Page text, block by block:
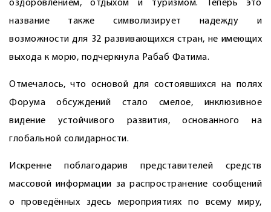
оздоровлением, отдыхом и туризмом. Теперь это
название также символизирует надежду и
возможности для 32 развивающихся стран, не имеющих
выхода к морю, подчеркнула Рабаб Фатима.
Отмечалось, что основой для состоявшихся на полях
Форума обсуждений стало смелое, инклюзивное
видение устойчивого развития, основанного на
глобальной солидарности.
Искренне поблагодарив представителей средств
массовой информации за распространение сообщений
о проведённых здесь мероприятиях по всему миру,